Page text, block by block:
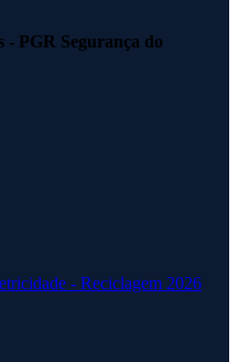
- PGR Segurança do
- Reciclagem 2026